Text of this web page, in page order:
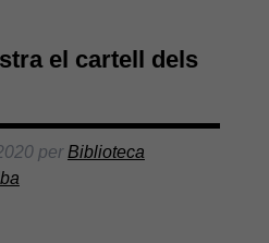
el cartell dels
perBiblioteca